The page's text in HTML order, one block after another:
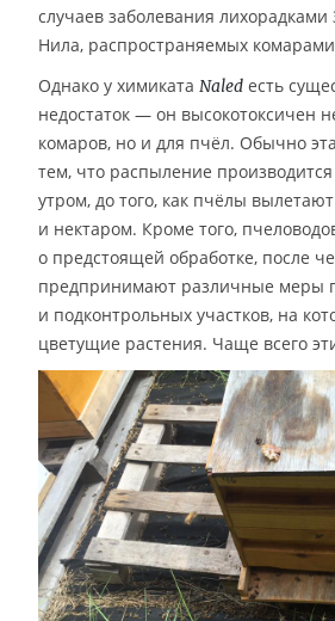
случаев заболевания лихорадками
Нила, распространяемых
Однако у химиката Naled есть
недостаток — он высокотоксичен
комаров, но и для пчёл. Обычно
тем, что распыление
утром, до того, как пчёлы
и нектаром. Кроме того,
о предстоящей обработке, после
предпринимают различные меры
и подконтрольных участков, на
цветущие растения. Чаще всего